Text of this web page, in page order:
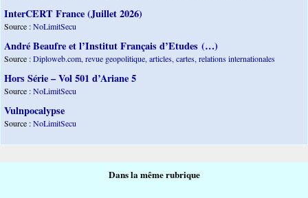
InterCERT France (Juillet 2026)
Source :NoLimitSecu
André Beaufre et l’Institut Français d’Etudes (…)
Source :Diploweb.com, revue geopolitique, articles, cartes, relations internationales
Hors Série – Vol 501 d’Ariane 5
Source :NoLimitSecu
Vulnpocalypse
Source :NoLimitSecu
Dans la même rubrique